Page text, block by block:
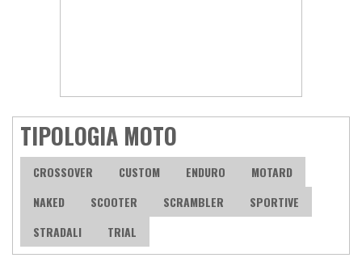
TIPOLOGIA MOTO
CROSSOVER CUSTOM ENDURO
MOTARD
NAKED
SCOOTER SCRAMBLER
SPORTIVE
STRADALI
TRIAL